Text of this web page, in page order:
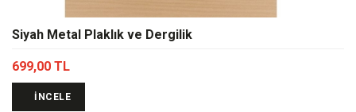
Siyah Metal Plaklık ve Dergilik
699,00 TL
İNCELE